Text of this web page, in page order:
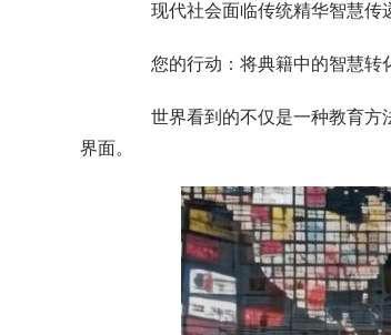
现代社会面临传统精华智慧传
您的行动：将典籍中的智慧转
世界看到的不仅是一种教育方法
界面。